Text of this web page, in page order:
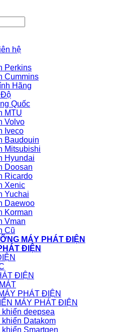
hệ
Perkins
Cummins
Hãng
Độ
Quốc
MTU
Volvo
Iveco
Baudouin
Mitsubishi
Hyundai
Doosan
Ricardo
Xenic
Yuchai
Daewoo
Korman
Vman
Cũ
MÁY PHÁT ĐIỆN
ĐIỆN
ĐIỆN
PHÁT ĐIỆN
MÁY PHÁT ĐIỆN
khiển deepsea
khiển Datakom
khiển Smartgen